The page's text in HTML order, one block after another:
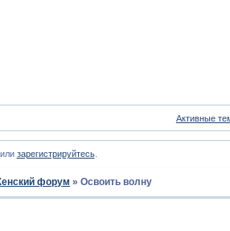
Активные
зарегистрируйтесь.
форум »Освоить волну